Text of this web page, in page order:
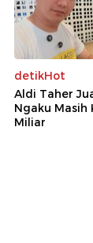
detikHot
Aldi Taher
Ngaku Masih
Miliar